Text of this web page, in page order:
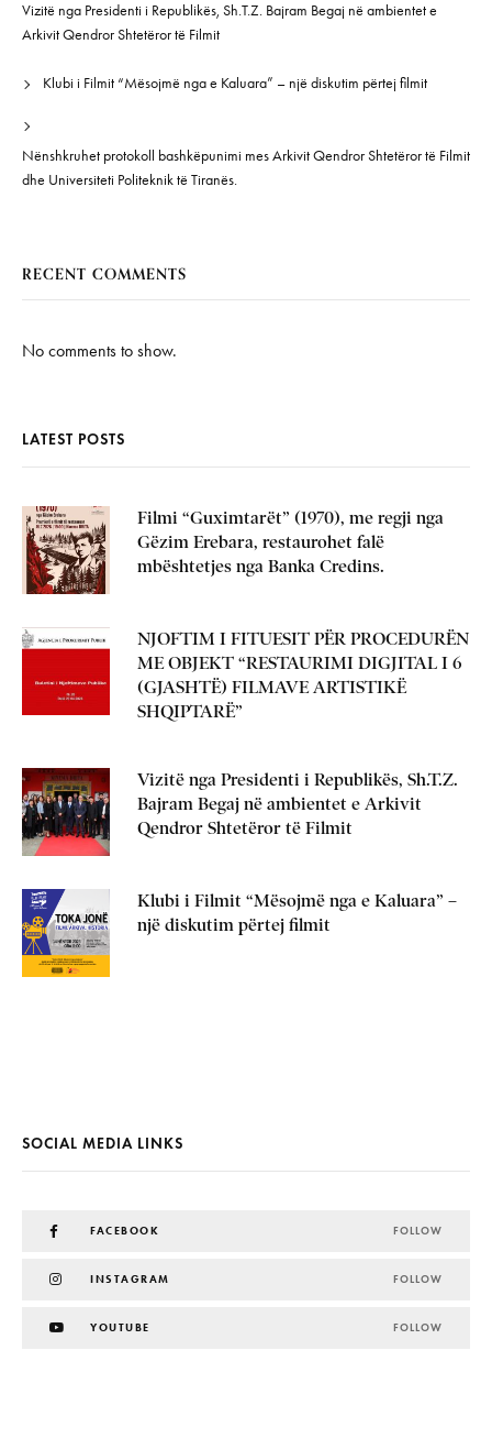
Vizitë nga Presidenti i Republikës, Sh.T.Z. Bajram Begaj në ambientet e
Arkivit Qendror Shtetëror të Filmit
Klubi i Filmit “Mësojmë nga e Kaluara” – një diskutim përtej filmit
Nënshkruhet protokoll bashkëpunimi mes Arkivit Qendror Shtetëror të Filmit
dhe Universiteti Politeknik të Tiranës.
RECENT COMMENTS
No comments to show.
LATEST POSTS
Filmi “Guximtarët” (1970), me regji nga
Gëzim Erebara, restaurohet falë
mbështetjes nga Banka Credins.
NJOFTIM I FITUESIT PËR PROCEDURËN
ME OBJEKT “RESTAURIMI DIGJITAL I 6
(GJASHTË) FILMAVE ARTISTIKË
SHQIPTARË”
Vizitë nga Presidenti i Republikës, Sh.T.Z.
Bajram Begaj në ambientet e Arkivit
Qendror Shtetëror të Filmit
Klubi i Filmit “Mësojmë nga e Kaluara” –
një diskutim përtej filmit
SOCIAL MEDIA LINKS
FACEBOOK FOLLOW
INSTAGRAM FOLLOW
YOUTUBE FOLLOW